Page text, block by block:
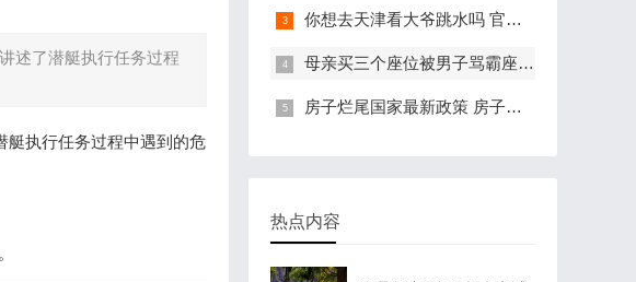
述了潜艇执行任务过程
艇执行任务过程中遇到的危
你想去天津看大爷跳水吗 官方回应天津大爷跳水成打卡点
母亲买三个座位被男子骂霸座 女子买3个座位被无座大爷骂哭怎么回事
房子烂尾国家最新政策 房子烂尾了该找哪个部门解决?
热点内容